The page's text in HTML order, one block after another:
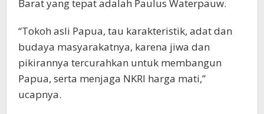
Barat yang tepat adalah Paulus Waterpauw.
“Tokoh asli Papua, tau karakteristik, adat dan
budaya masyarakatnya, karena jiwa dan
pikirannya tercurahkan untuk membangun
Papua, serta menjaga NKRI harga mati,”
ucapnya.